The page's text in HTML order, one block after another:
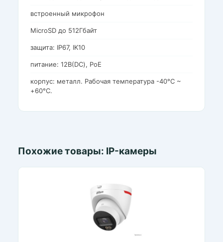
встроенный микрофон
MicroSD до 512Гбайт
защита: IP67, IK10
питание: 12В(DC), PoE
корпус: металл. Рабочая температура -40°C ~
+60°C.
Похожие товары: IP-камеры